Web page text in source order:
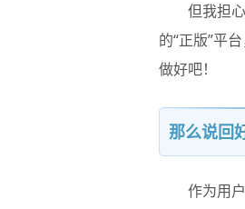
但我担心
的“正版”平
做好吧！
那么说回
作为用户